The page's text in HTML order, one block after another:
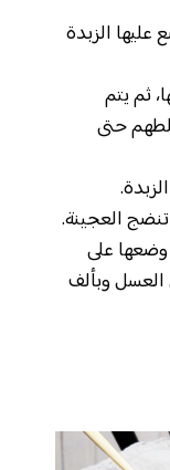
الزبدة
ثم يتم
حتى
العجينة.
وضعها على
وبألف